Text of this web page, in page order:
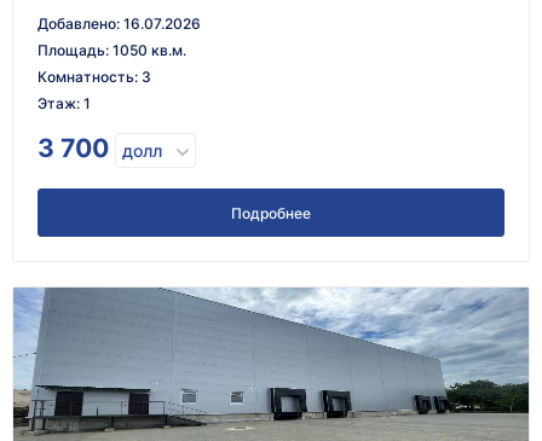
Добавлено: 16.07.2026
Площадь: 1050 кв.м.
Комнатность: 3
Этаж: 1
3 700 долл
Подробнее